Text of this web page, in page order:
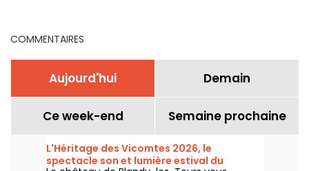
COMMENTAIRES
Aujourd'hui Demain
Ce week-end Semaine prochaine
L'Héritage des Vicomtes 2026, le
spectacle son et lumière estival du